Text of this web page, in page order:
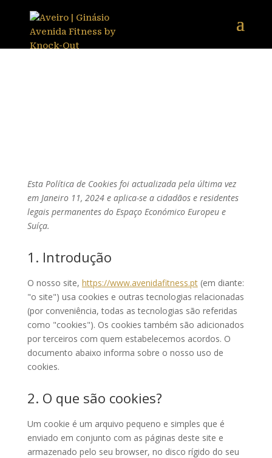
Esta Política de Cookies foi actualizada pela última vez
em Janeiro 11, 2024 e aplica-se a cidadãos e residentes
legais permanentes do Espaço Económico Europeu e
Suíça.
1. Introdução
O nosso site, https://www.avenidafitness.pt(em diante:
"o site") usa cookies e outras tecnologias relacionadas
(por conveniência, todas as tecnologias são referidas
como "cookies"). Os cookies também são adicionados
por terceiros com quem estabelecemos acordos. O
documento abaixo informa sobre o nosso uso de
cookies.
2. O que são cookies?
Um cookie é um arquivo pequeno e simples que é
enviado em conjunto com as páginas deste site e
armazenado pelo seu browser, no disco rígido do seu